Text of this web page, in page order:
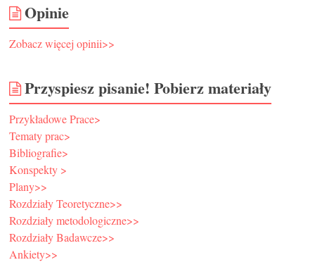
Opinie
Zobacz więcej opinii>>
Przyspiesz pisanie! Pobierz materiały
Przykładowe Prace>
Tematy prac>
Bibliografie>
Konspekty >
Plany>>
Rozdziały Teoretyczne>>
Rozdziały metodologiczne>>
Rozdziały Badawcze>>
Ankiety>>